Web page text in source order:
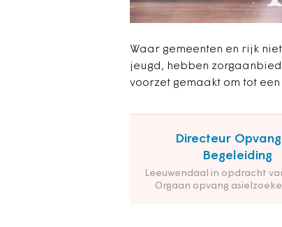
Waar gemeenten en rijk
jeugd, hebben
voorzet gemaakt om tot
Directeur
Begeleiding
Leeuwendaal in opdracht
Orgaan opvang